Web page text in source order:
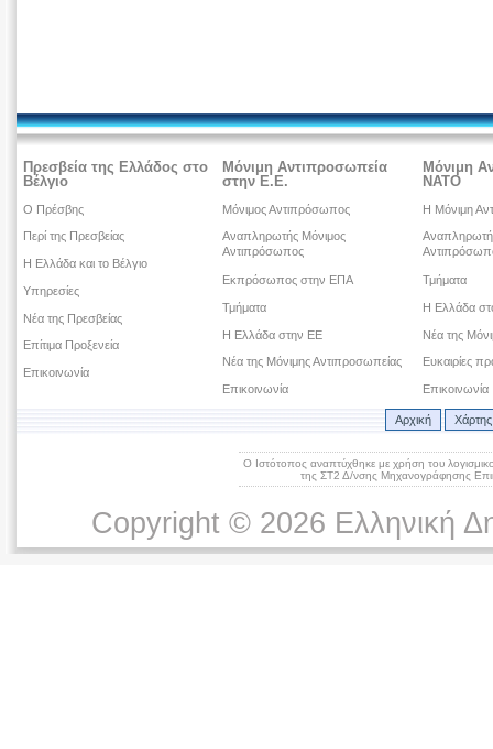
Πρεσβεία της Ελλάδος στο
Βέλγιο
Ο Πρέσβης
Περί της Πρεσβείας
Η Ελλάδα και το Βέλγιο
Υπηρεσίες
Νέα της Πρεσβείας
Επίτιμα Προξενεία
Επικοινωνία
Μόνιμη Αντιπροσωπεία
στην Ε.Ε.
Μόνιμος Αντιπρόσωπος
Αναπληρωτής Μόνιμος
Αντιπρόσωπος
Εκπρόσωπος στην ΕΠΑ
Τμήματα
Η Ελλάδα στην ΕΕ
Νέα της Μόνιμης Αντιπροσωπείας
Επικοινωνία
Μόνιμη
ΝΑΤΟ
Η Μόνιμη
Τμήματα
Η Ελλάδα
Νέα της
Ευκαιρίες
Επικοινωνία
Αρχική
Ο Ιστότοπος αναπτύχθηκε με χρήση του
της ΣΤ2 Δ/νσης Μηχανογράφησης
Copyright © 2026 Ελληνική